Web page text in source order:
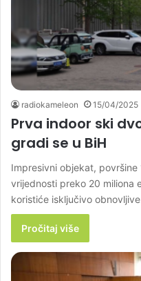
radiokameleon 15/04/2025
Prva indoor ski
gradi se u BiH
Impresivni objekat,
vrijednosti preko 20 miliona
koristiće isključivo
Pročitaj više